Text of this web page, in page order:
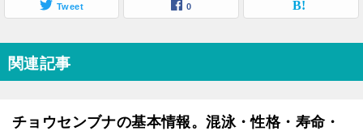
Tweet 0
関連記事
チョウセンブナの基本情報。混泳・性格・寿命・